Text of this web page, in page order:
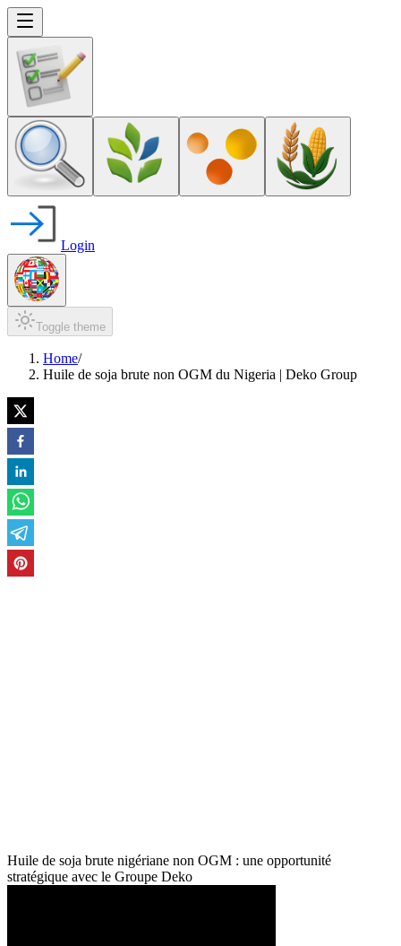
Login
Toggle theme
Home/
Huile de soja brute non OGM du Nigeria | Deko Group
Huile de soja brute nigériane non OGM : une opportunité
stratégique avec le Groupe Deko